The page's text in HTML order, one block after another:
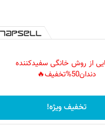
از روش خانگی سفیدکننده
دندان50%تخفیف🔥
تخفیف ویژه!